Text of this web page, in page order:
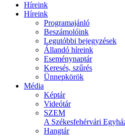
Híreink
Híreink
Programajánló
Beszámolóink
Legutóbbi bejegyzések
Állandó híreink
Eseménynaptár
Keresés, szűrés
Ünnepkörök
Média
Képtár
Videótár
SZEM
A Székesfehérvári
Hangtár